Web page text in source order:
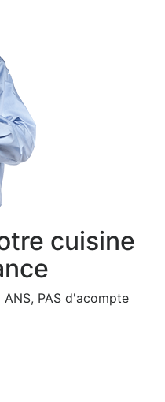
cuisine
PAS d'acompte